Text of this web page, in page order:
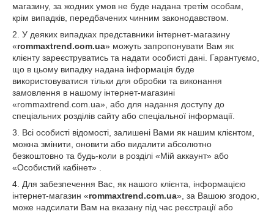
магазину, за жодних умов не буде надана третім особам,
крім випадків, передбачених чинним законодавством.
2. У деяких випадках представники інтернет-магазину
«rommaxtrend.com.ua» можуть запропонувати Вам як
клієнту зареєструватись та надати особисті дані. Гарантуємо,
що в цьому випадку надана інформація буде
використовуватися тільки для обробки та виконання
замовлення в нашому інтернет-магазині
«rommaxtrend.com.ua», або для надання доступу до
спеціальних розділів сайту або спеціальної інформації.
3. Всі особисті відомості, залишені Вами як нашим клієнтом,
можна змінити, оновити або видалити абсолютно
безкоштовно та будь-коли в розділі «Мій аккаунт» або
«Особистий кабінет» .
4. Для забезпечення Вас, як нашого клієнта, інформацією
інтернет-магазин «rommaxtrend.com.ua», за Вашою згодою,
може надсилати Вам на вказану під час реєстрації або